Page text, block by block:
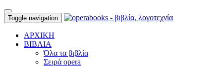
Toggle navigation
ΑΡΧΙΚΗ
ΒΙΒΛΙΑ
Όλα τα βιβλία
Σειρά opera